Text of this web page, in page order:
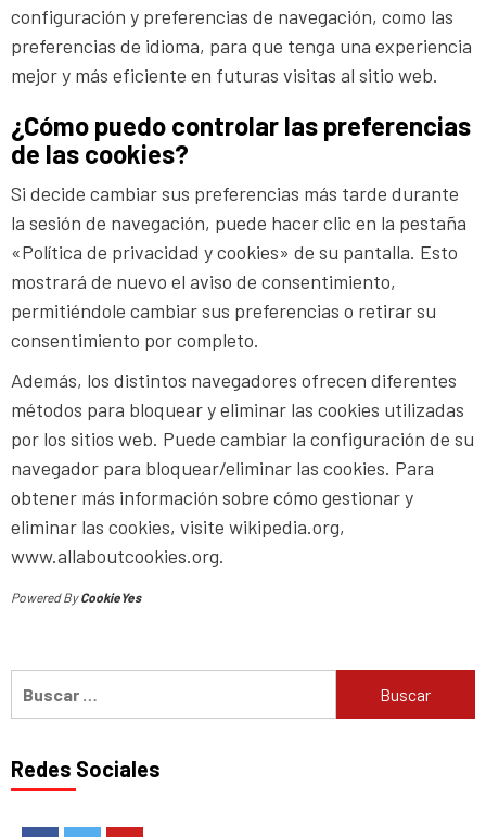
configuración y preferencias de navegación, como las
preferencias de idioma, para que tenga una experiencia
mejor y más eficiente en futuras visitas al sitio web.
¿Cómo puedo controlar las preferencias
de las cookies?
Si decide cambiar sus preferencias más tarde durante
la sesión de navegación, puede hacer clic en la pestaña
«Política de privacidad y cookies» de su pantalla. Esto
mostrará de nuevo el aviso de consentimiento,
permitiéndole cambiar sus preferencias o retirar su
consentimiento por completo.
Además, los distintos navegadores ofrecen diferentes
métodos para bloquear y eliminar las cookies utilizadas
por los sitios web. Puede cambiar la configuración de su
navegador para bloquear/eliminar las cookies. Para
obtener más información sobre cómo gestionar y
eliminar las cookies, visite wikipedia.org,
www.allaboutcookies.org.
Powered ByCookieYes
Redes Sociales